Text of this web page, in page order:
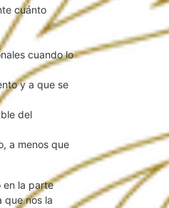
cuánto
cuando lo
y a que se
del
a menos que
en la parte
que nos la